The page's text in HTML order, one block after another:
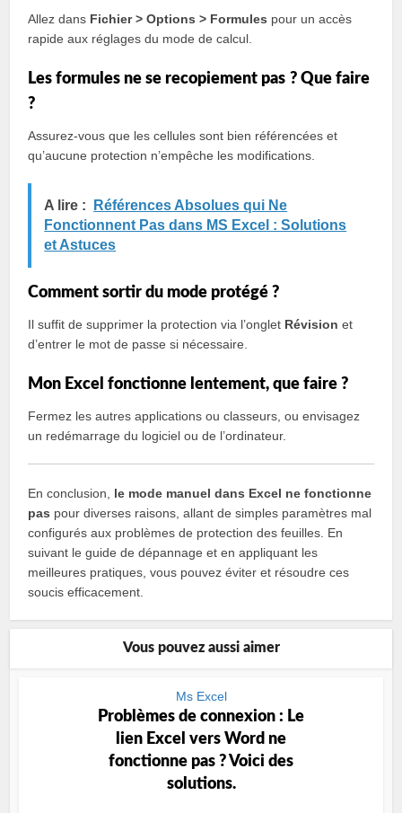
Allez dans Fichier > Options > Formules pour un accès
rapide aux réglages du mode de calcul.
Les formules ne se recopiement pas ? Que faire
?
Assurez-vous que les cellules sont bien référencées et
qu’aucune protection n’empêche les modifications.
A lire :
Références Absolues qui Ne
Fonctionnent Pas dans MS Excel : Solutions
et Astuces
Comment sortir du mode protégé ?
Il suffit de supprimer la protection via l’onglet Révision et
d’entrer le mot de passe si nécessaire.
Mon Excel fonctionne lentement, que faire ?
Fermez les autres applications ou classeurs, ou envisagez
un redémarrage du logiciel ou de l’ordinateur.
En conclusion, le mode manuel dans Excel ne fonctionne
pas pour diverses raisons, allant de simples paramètres mal
configurés aux problèmes de protection des feuilles. En
suivant le guide de dépannage et en appliquant les
meilleures pratiques, vous pouvez éviter et résoudre ces
soucis efficacement.
Vous pouvez aussi aimer
Ms Excel
Problèmes de connexion : Le
lien Excel vers Word ne
fonctionne pas ? Voici des
solutions.